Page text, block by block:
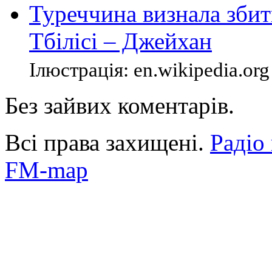
Туреччина визнала
Тбілісі – Джейхан
Ілюстрація:
Без зайвих коментарів.
Всі права захищені.
FM-map